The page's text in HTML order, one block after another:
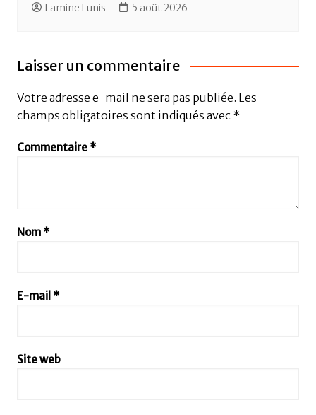
Lamine Lunis 5 août 2026
Laisser un commentaire
Votre adresse e-mail ne sera pas publiée. Les
champs obligatoires sont indiqués avec *
Commentaire *
Nom *
E-mail *
Site web